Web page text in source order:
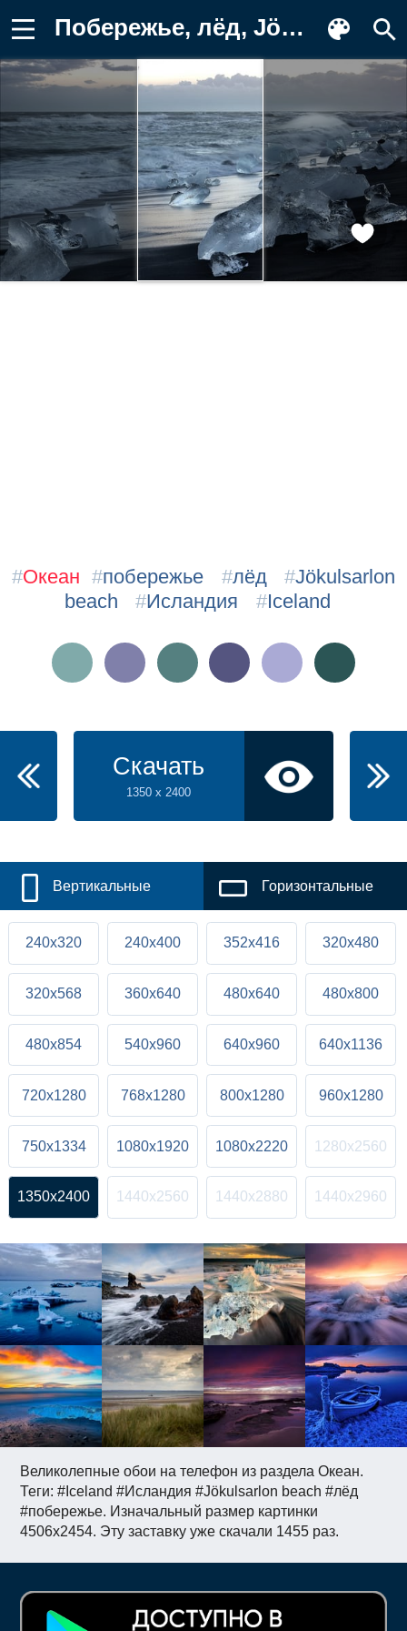
Побережье, лёд, Jökulsarlon beach Обои на телефон
Великолепные обои на телефон из раздела Океан.
Теги: #Iceland #Исландия #Jökulsarlon beach #лёд
#побережье. Изначальный размер картинки
4506x2454. Эту заставку уже скачали 1455 раз.
#Океан #побережье #лёд #Jökulsarlon
beach
#Исландия #Iceland
Скачать
1350 x 2400
Вертикальные Горизонтальные
240x320 240x400 352x416 320x480
320x568 360x640 480x640 480x800
480x854 540x960 640x960 640x1136
720x1280 768x1280 800x1280 960x1280
750x1334 1080x1920 1080x2220 1280x2560
1350x2400 1440x2560 1440x2880 1440x2960